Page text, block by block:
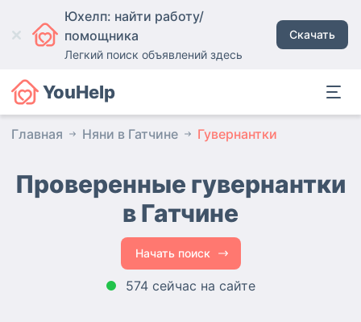
Юхелп: найти работу/
помощника
Легкий поиск объявлений здесь
Скачать
YouHelp
Главная Няни в Гатчине Гувернантки
Проверенные гувернантки
в Гатчине
Начать поиск
574 сейчас на сайте